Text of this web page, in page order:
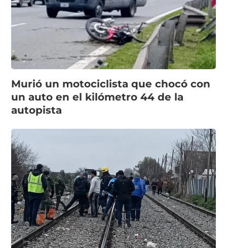
Murió un motociclista que chocó con
un auto en el kilómetro 44 de la
autopista